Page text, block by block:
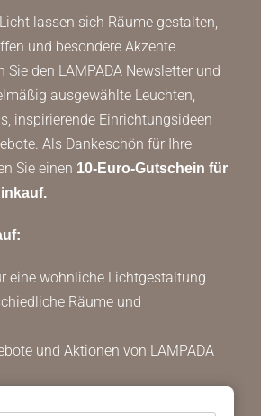
lassen sich Räume gestalten,
und besondere Akzente
Sie den LAMPADA Newsletter und
ausgewählte Leuchten,
inspirierende Einrichtungsideen
Als Dankeschön für Ihre
Sie einen 10-Euro-Gutschein für
eine wohnliche Lichtgestaltung
Räume und
und Aktionen von LAMPADA